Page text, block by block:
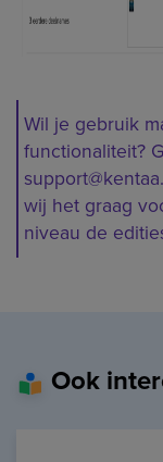
Wil je gebruik
functionaliteit?
wij het graag
niveau de
Ook